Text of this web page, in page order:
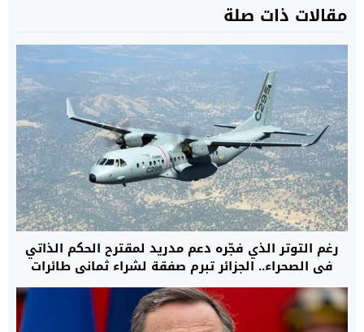
مقالات ذات صلة
رغم التوتر الذي فجّره دعم مدريد لمقترح الحكم الذاتي
في الصحراء.. الجزائر تبرم صفقة لشراء ثماني طائرات
عسكرية من طراز C295 من إسبانيا